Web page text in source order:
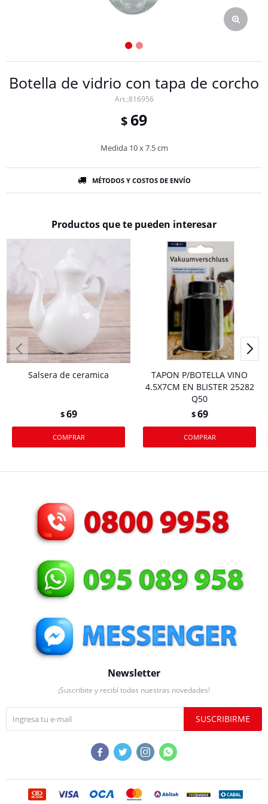
Botella de vidrio con tapa de corcho
816956
$69
Medida 10 x 7.5 cm
MÉTODOS Y COSTOS DE ENVÍO
Productos que te pueden interesar
Salsera de ceramica
$69
TAPON P/BOTELLA VINO
4.5X7CM EN BLISTER 25282
Q50
$69
Newsletter
¡Suscribite y recibí todas nuestras novedades!
SUSCRIBIRME
   